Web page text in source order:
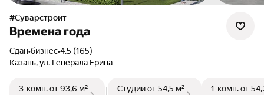
#Суварстроит
Времена года
Сдан•бизнес•4.5 (165)
Казань, ул. Генерала Ерина
3-комн.от 93,6 м²
Студииот 54,5 м²
1-комн.от